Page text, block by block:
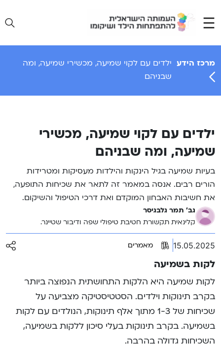
content
מרכז הידע ילדים עם לקוי שמיעה, מכשירי שמיעה, ומה
שבניהם
ילדים עם לקוי שמיעה, מכשירי
שמיעה, ומה שבניהם
בעיות שמיעה בגיל הינקות והילדות מעסיקות ומטרידות
הורים רבים. אנסה במאמר זה לתאר את שכיחות התופעה,
את חשיבות האבחון המוקדם ואת דרכי הטיפול והשיקום.
גב' תמר גלבגיסר
קלינאית תקשורת חטיבת טיפולי שפה ודיבור שטיינר.
15.05.2025 מאמרים
לקות בשמיעה
לקות שמיעה היא הלקות התחושתית הנפוצה ביותר
בקרב תינוקות וילדים. הסטטיסטיקה מצביעה על
שכיחות של 1-3 מתוך אלף תינוקות, הנולדים עם לקות
בשמיעה. בקרב תינוקות בעלי סיכון ללקות בשמיעה,
השכיחות גדולה בהרבה.